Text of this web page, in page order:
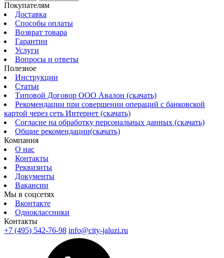
Покупателям
Доставка
Способы оплаты
Возврат товара
Гарантии
Услуги
Вопросы и ответы
Полезное
Инструкции
Статьи
Типовой Договор ООО Авалон (скачать)
Рекомендации при совершении операций с банковской
картой через сеть Интернет (скачать)
Согласие на обработку персональных данных (скачать)
Общие рекомендации(скачать)
Компания
О нас
Контакты
Реквизиты
Документы
Вакансии
Мы в соцсетях
Вконтакте
Одноклассники
Контакты
+7 (495) 542-76-98 info@city-jaluzi.ru